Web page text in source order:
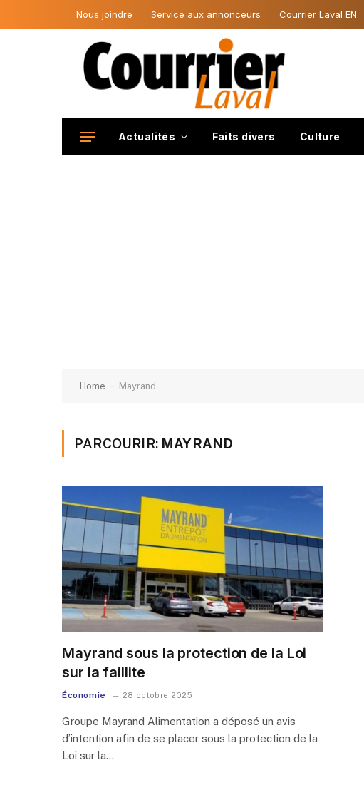
Nous joindre Service aux annonceurs Courrier Laval EN
Actualités Faits divers Culture
Home - Mayrand
PARCOURIR: MAYRAND
Mayrand sous la protection de la Loi
sur la faillite
Économie 28 octobre 2025
Groupe Mayrand Alimentation a déposé un avis
d’intention afin de se placer sous la protection de la
Loi sur la…